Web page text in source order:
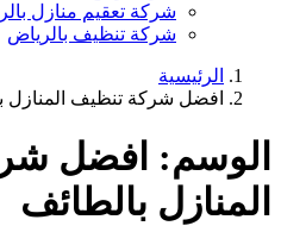
شركة تعقيم منازل
شركة تنظيف بالرياض
الرئيسية
افضل شركة تنظيف المنازل
الوسم: افضل
المنازل بالطائف